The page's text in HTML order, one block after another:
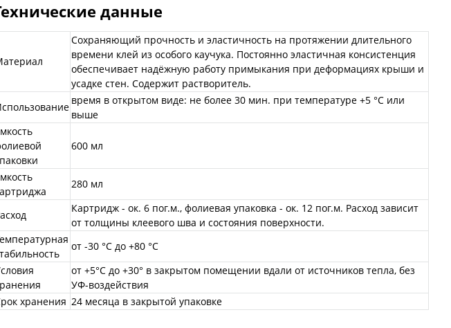
данные
Сохраняющий прочность и эластичность на протяжении длительного
времени клей из особого каучука. Постоянно эластичная консистенция
обеспечивает надёжную работу примыкания при деформациях крыши и
усадке стен. Содержит растворитель.
время в открытом виде: не более 30 мин. при температуре +5 °C или
выше
600 мл
280 мл
Картридж - ок. 6 пог.м., фолиевая упаковка - ок. 12 пог.м. Расход зависит
от толщины клеевого шва и состояния поверхности.
от -30 °C до +80 °C
от +5°C до +30° в закрытом помещении вдали от источников тепла, без
УФ-воздействия
хранения 24 месяца в закрытой упаковке